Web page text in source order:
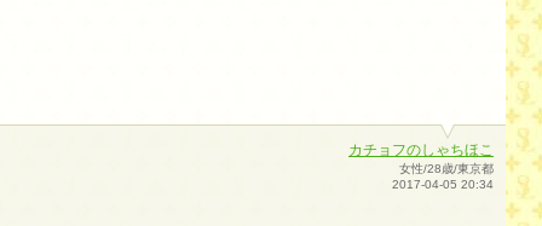
カチョフのしゃちほこ
女性/28歳/東京都
2017-04-05 20:34